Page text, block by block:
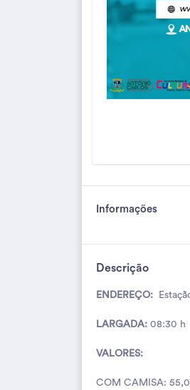
Informações
Descrição
ENDEREÇO:
LARGADA:08:30 h
VALORES:
COM CAMISA: